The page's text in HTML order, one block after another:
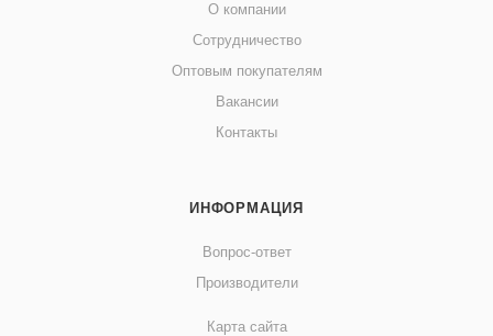
О компании
Сотрудничество
Оптовым покупателям
Вакансии
Контакты
ИНФОРМАЦИЯ
Вопрос-ответ
Производители
Карта сайта